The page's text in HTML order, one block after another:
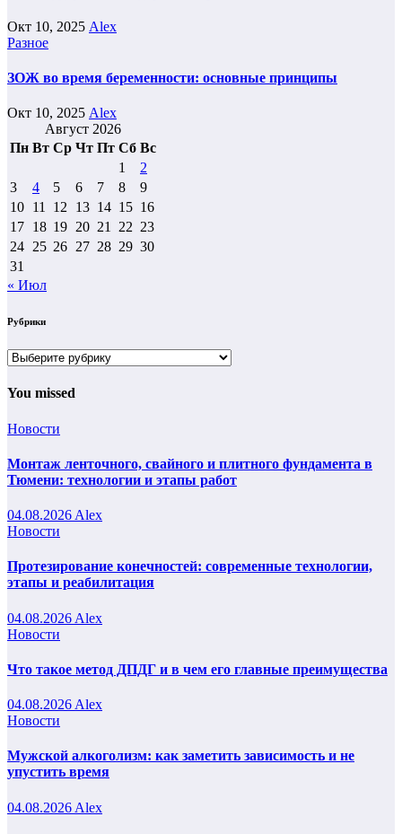
Окт 10, 2025 Alex
Разное
ЗОЖ во время беременности: основные принципы
Окт 10, 2025 Alex
Август 2026
Пн Вт Ср Чт Пт Сб Вс
1
2
3
4 5 6 7 8
9
10 11 12 13 14 15 16
17 18 19 20 21 22 23
24 25 26 27 28 29 30
31
« Июл
Рубрики
Рубрики
You missed
Новости
Монтаж ленточного, свайного и плитного фундамента в
Тюмени: технологии и этапы работ
04.08.2026 Alex
Новости
Протезирование конечностей: современные технологии,
этапы и реабилитация
04.08.2026 Alex
Новости
Что такое метод ДПДГ и в чем его главные преимущества
04.08.2026 Alex
Новости
Мужской алкоголизм: как заметить зависимость и не
упустить время
04.08.2026 Alex